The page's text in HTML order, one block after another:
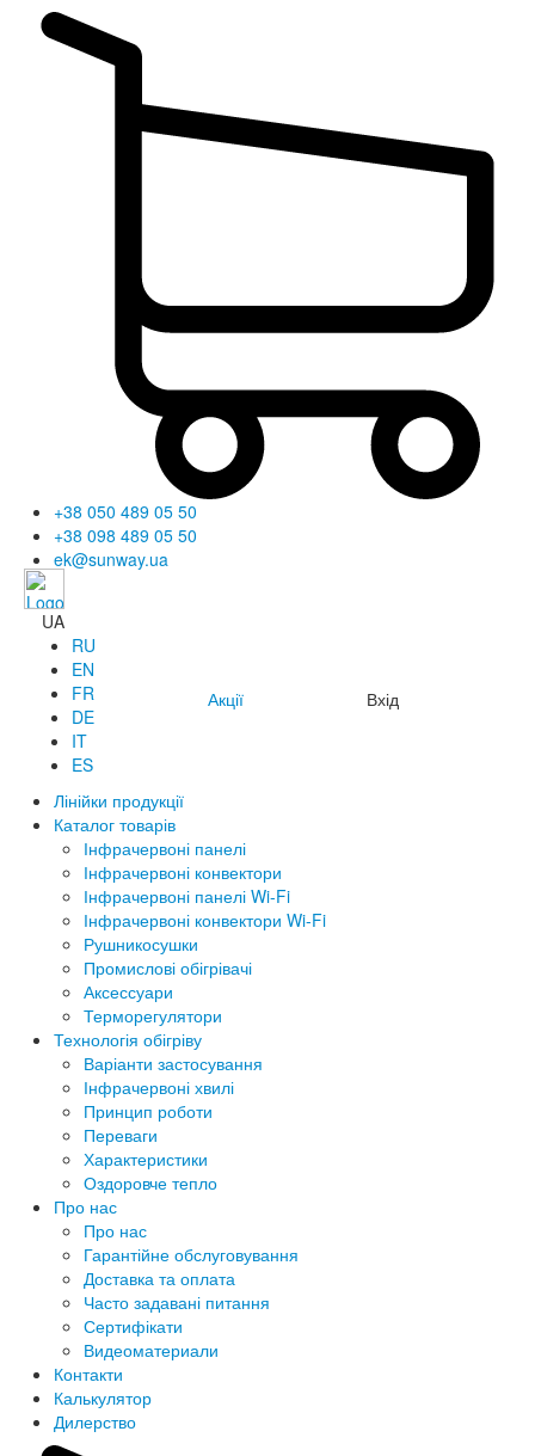
+38 050 489 05 50
+38 098 489 05 50
ek@sunway.ua
UA
RU
EN
FR
DE
IT
ES
Акції Вхід
Лінійки продукції
Каталог товарів
Інфрачервоні панелі
Інфрачервоні конвектори
Інфрачервоні панелі Wi-Fi
Інфрачервоні конвектори Wi-Fi
Рушникосушки
Промислові обігрівачі
Аксессуари
Терморегулятори
Технологія обігріву
Варіанти застосування
Інфрачервоні хвилі
Принцип роботи
Переваги
Характеристики
Оздоровче тепло
Про нас
Про нас
Гарантійне обслуговування
Доставка та оплата
Часто задавані питання
Сертифікати
Видеоматериали
Контакти
Калькулятор
Дилерство